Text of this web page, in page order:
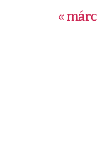
« márc